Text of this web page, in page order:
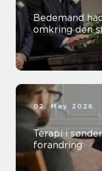
Bedemand haderslev
omkring den
02. May 2026
Terapi i
forandring